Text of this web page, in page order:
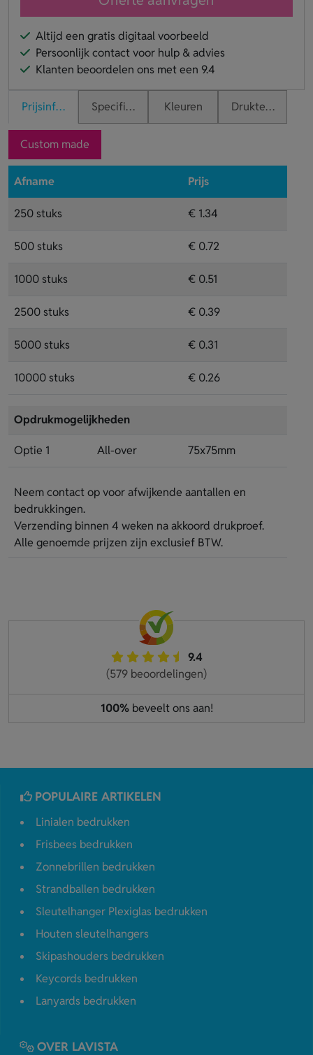
Altijd een gratis digitaal voorbeeld
Persoonlijk contact voor hulp & advies
Klanten beoordelen ons met een 9.4
PrijsinformatieSpecificaties Kleuren Druktechnieken
Custom made
Afname Prijs
250 stuks € 1.34
500 stuks € 0.72
1000 stuks € 0.51
2500 stuks € 0.39
5000 stuks € 0.31
10000 stuks € 0.26
Opdrukmogelijkheden
Optie 1 All-over 75x75mm
Neem contact op voor afwijkende aantallen en
bedrukkingen.
Verzending binnen 4 weken na akkoord drukproef.
Alle genoemde prijzen zijn exclusief BTW.
9.4
(579 beoordelingen)
100%beveelt ons aan!
POPULAIRE ARTIKELEN
Linialen bedrukken
Frisbees bedrukken
Zonnebrillen bedrukken
Strandballen bedrukken
Sleutelhanger Plexiglas bedrukken
Houten sleutelhangers
Skipashouders bedrukken
Keycords bedrukken
Lanyards bedrukken
OVER LAVISTA